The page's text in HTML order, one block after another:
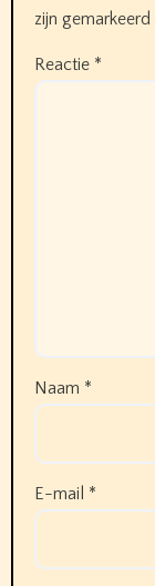
zijn
Reactie *
Naam *
E-mail *